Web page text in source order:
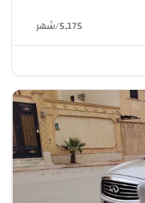
5,175
/شهر